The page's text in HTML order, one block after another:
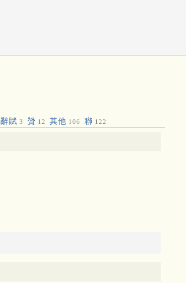
辭賦 3 贊 12 其他 106 聯 122